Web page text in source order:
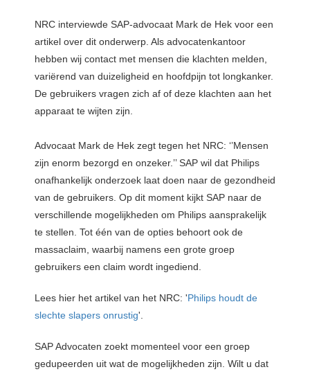
NRC interviewde SAP-advocaat Mark de Hek voor een
artikel over dit onderwerp. Als advocatenkantoor
hebben wij contact met mensen die klachten melden,
variërend van duizeligheid en hoofdpijn tot longkanker.
De gebruikers vragen zich af of deze klachten aan het
apparaat te wijten zijn.
Advocaat Mark de Hek zegt tegen het NRC: ‘’Mensen
zijn enorm bezorgd en onzeker.’’ SAP wil dat Philips
onafhankelijk onderzoek laat doen naar de gezondheid
van de gebruikers. Op dit moment kijkt SAP naar de
verschillende mogelijkheden om Philips aansprakelijk
te stellen. Tot één van de opties behoort ook de
massaclaim, waarbij namens een grote groep
gebruikers een claim wordt ingediend.
Lees hier het artikel van het NRC: 'Philips houdt de
slechte slapers onrustig'.
SAP Advocaten zoekt momenteel voor een groep
gedupeerden uit wat de mogelijkheden zijn. Wilt u dat